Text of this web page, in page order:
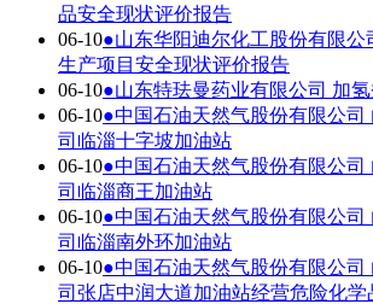
品安全现状评价报告
06-10●山东华阳迪尔化工股份有限公
生产项目安全现状评价报告
06-10●山东特珐曼药业有限公司 加氢
06-10●中国石油天然气股份有限公司
司临淄十字坡加油站
06-10●中国石油天然气股份有限公司
司临淄商王加油站
06-10●中国石油天然气股份有限公司
司临淄南外环加油站
06-10●中国石油天然气股份有限公司
司张店中润大道加油站经营危险化